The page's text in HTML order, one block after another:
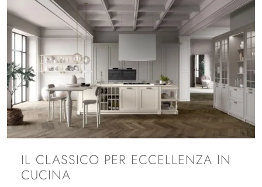
IL CLASSICO PER ECCELLENZA IN
CUCINA